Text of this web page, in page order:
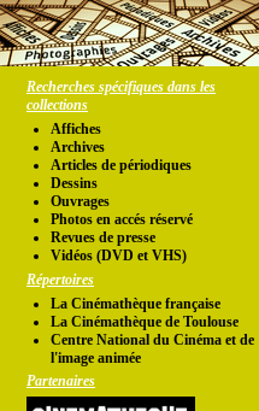
Recherches spécifiques dans les
collections
Affiches
Archives
Articles de périodiques
Dessins
Ouvrages
Photos en accés réservé
Revues de presse
Vidéos (DVD et VHS)
Répertoires
La Cinémathèque française
La Cinémathèque de Toulouse
Centre National du Cinéma et de
l'image animée
Partenaires